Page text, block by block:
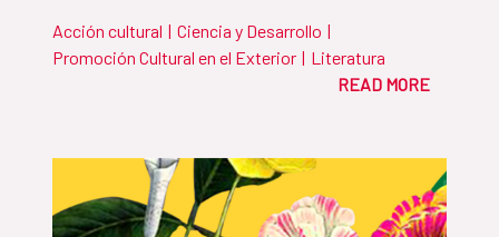
Acción cultural | Ciencia y Desarrollo |
Promoción Cultural en el Exterior | Literatura
READ MORE